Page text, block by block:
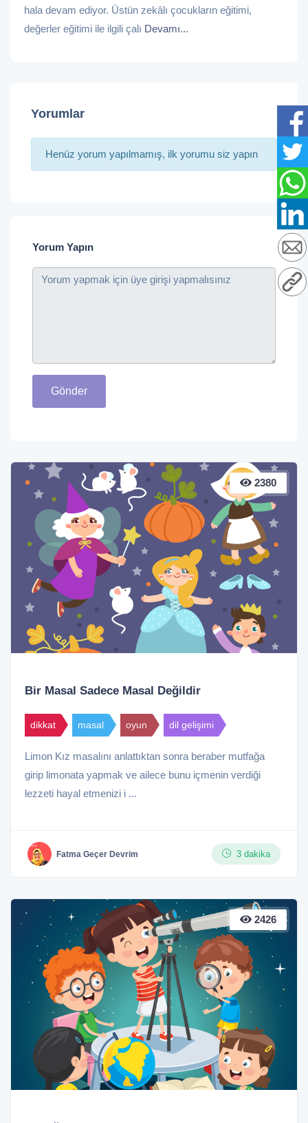
hala devam ediyor. Üstün zekâlı çocukların eğitimi,
değerler eğitimi ile ilgili çalı Devamı...
Yorumlar
Henüz yorum yapılmamış, ilk yorumu siz yapın
Yorum Yapın
Gönder
2380
Bir Masal Sadece Masal Değildir
dikkat masal oyun dil gelişimi
Limon Kız masalını anlattıktan sonra beraber mutfağa
girip limonata yapmak ve ailece bunu içmenin verdiği
lezzeti hayal etmenizi i ...
Fatma Geçer Devrim 3 dakika
2426